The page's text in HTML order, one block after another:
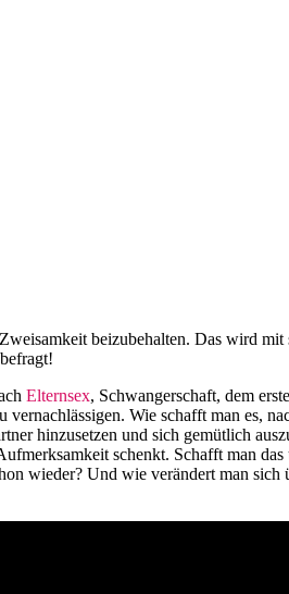
beizubehalten. Das wird
Elternsex, Schwangerschaft, dem
Wie schafft man es,
hinzusetzen und sich gemütlich
schenkt. Schafft man
wieder? Und wie verändert man